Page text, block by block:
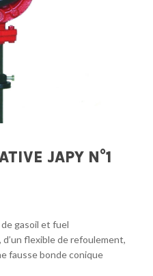
JAPY N°1
gasoil et fuel
d’un flexible de refoulement,
fausse bonde conique